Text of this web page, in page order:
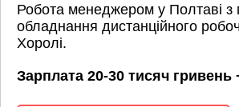
Робота менеджером у Полтаві з
обладнання дистанційного
Хоролі.
Зарплата 20-30 тисяч гривень